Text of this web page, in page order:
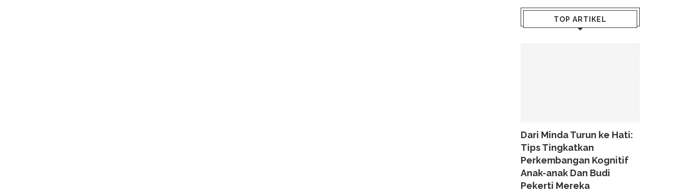
TOP ARTIKEL
Dari Minda Turun ke Hati:
Tips Tingkatkan
Perkembangan Kognitif
Anak-anak Dan Budi
Pekerti Mereka